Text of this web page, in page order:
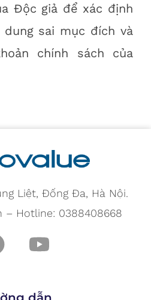
Độc giả để xác định
sai mục đích và
chính sách của
Liệt, Đống Đa, Hà Nội.
– Hotline: 0388408668